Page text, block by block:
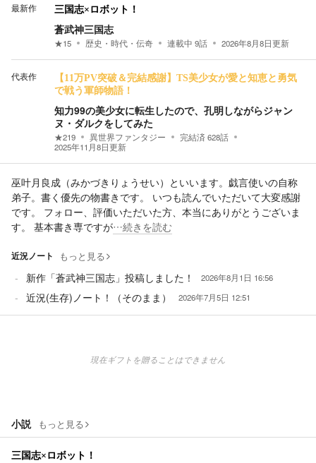
最新作 三国志×ロボット！
蒼武神三国志
★15 歴史・時代・伝奇 連載中 9話 2026年8月8日更新
代表作
【11万PV突破＆完結感謝】TS美少女が愛と知恵と勇気
で戦う軍師物語！
知力99の美少女に転生したので、孔明しながらジャン
ヌ・ダルクをしてみた
★219 異世界ファンタジー 完結済628話
2025年11月8日更新
巫叶月良成（みかづきりょうせい）といいます。戯言使いの自称
弟子。書く優先の物書きです。 いつも読んでいただいて大変感謝
です。 フォロー、評価いただいた方、本当にありがとうございま
す。 基本書き専ですが…続きを読む
近況ノート もっと見る
新作「蒼武神三国志」投稿しました！ 2026年8月1日 16:56
近況(生存)ノート！（そのまま） 2026年7月5日 12:51
現在ギフトを贈ることはできません
小説 もっと見る
三国志×ロボット！